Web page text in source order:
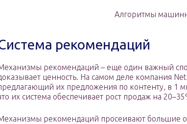
Алгоритмы
рекомендаций
рекомендаций – еще один важный
ценность. На самом деле компания
их предложения по контенту, в 1
их система обеспечивает рост продаж на
рекомендаций просеивают большие